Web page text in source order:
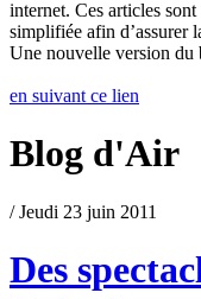
internet. Ces articles
simplifiée afin d’assurer
Une nouvelle version
en suivant ce lien
Blog d'Air
/ Jeudi 23 juin 2011
Des